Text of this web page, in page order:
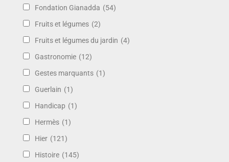
Fondation Gianadda (54)
Fruits et légumes (2)
Fruits et légumes du jardin (4)
Gastronomie (12)
Gestes marquants (1)
Guerlain (1)
Handicap (1)
Hermès (1)
Hier (121)
Histoire (145)